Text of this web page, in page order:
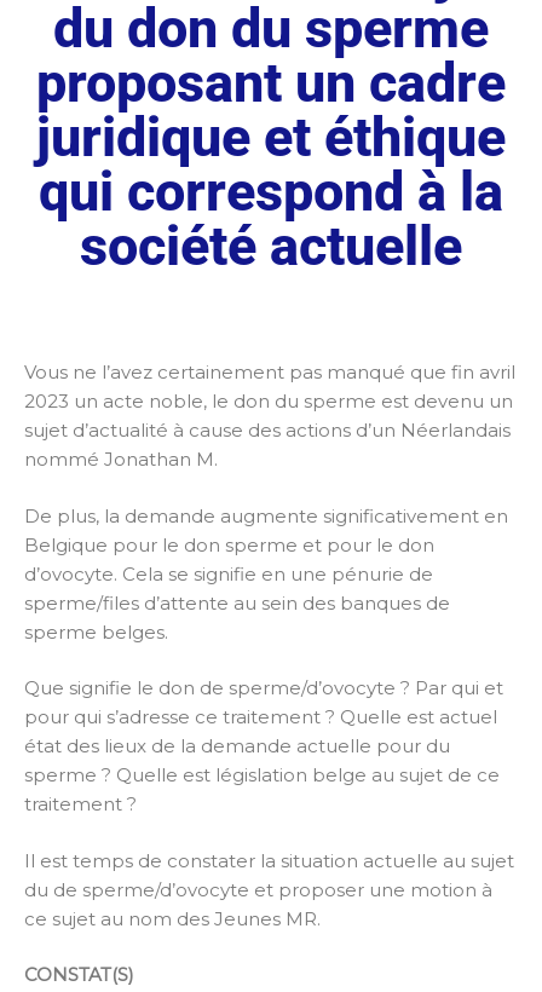
du don du sperme
proposant un cadre
juridique et éthique
qui correspond à la
société actuelle
Vous ne l’avez certainement pas manqué que fin avril
2023 un acte noble, le don du sperme est devenu un
sujet d’actualité à cause des actions d’un Néerlandais
nommé Jonathan M.
De plus, la demande augmente significativement en
Belgique pour le don sperme et pour le don
d’ovocyte. Cela se signifie en une pénurie de
sperme/files d’attente au sein des banques de
sperme belges.
Que signifie le don de sperme/d’ovocyte ? Par qui et
pour qui s’adresse ce traitement ? Quelle est actuel
état des lieux de la demande actuelle pour du
sperme ? Quelle est législation belge au sujet de ce
traitement ?
Il est temps de constater la situation actuelle au sujet
du de sperme/d’ovocyte et proposer une motion à
ce sujet au nom des Jeunes MR.
CONSTAT(S)